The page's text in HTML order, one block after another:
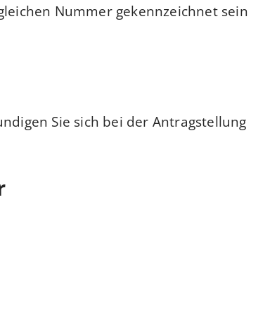
Nummer gekennzeichnet sein.
Sie sich bei der Antragstellung.